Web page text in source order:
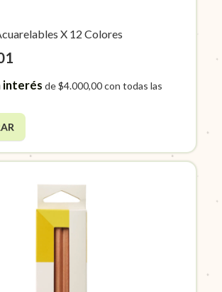
X 12 Colores
interés de$4.000,00con todas las